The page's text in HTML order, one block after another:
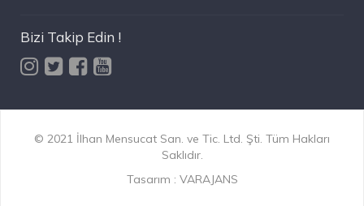
Bizi Takip Edin !
© 2021 İlhan Mensucat San. ve Tic. Ltd. Şti. Tüm Hakları
Saklıdır.
Tasarım : VARAJANS